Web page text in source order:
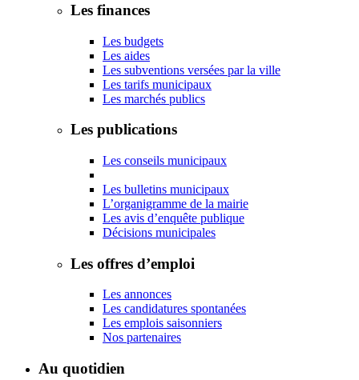
Les finances
Les budgets
Les aides
Les subventions versées par la ville
Les tarifs municipaux
Les marchés publics
Les publications
Les conseils municipaux
Les bulletins municipaux
L’organigramme de la mairie
Les avis d’enquête publique
Décisions municipales
Les offres d’emploi
Les annonces
Les candidatures spontanées
Les emplois saisonniers
Nos partenaires
Au quotidien